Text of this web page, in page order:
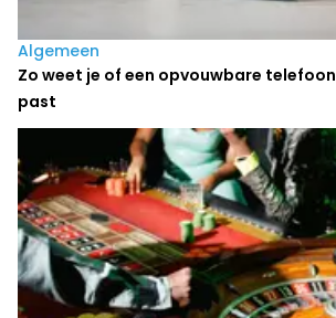
Algemeen
Zo weet je of een opvouwbare
past